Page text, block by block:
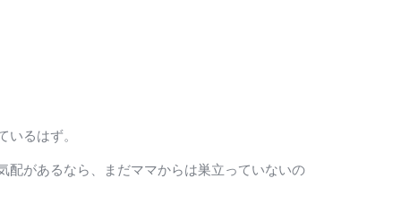
るはず。
配があるなら、まだママからは巣立っていないの